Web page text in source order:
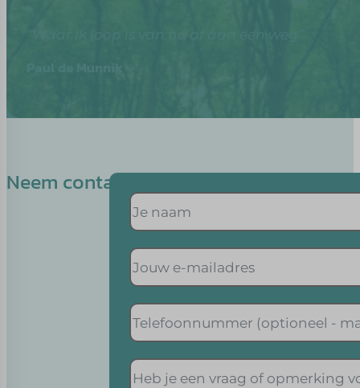
Neem contact op met Wenda